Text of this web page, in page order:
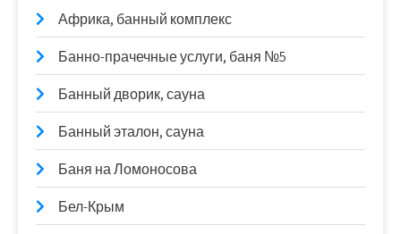
Африка, банный комплекс
Банно-прачечные услуги, баня №5
Банный дворик, сауна
Банный эталон, сауна
Баня на Ломоносова
Бел-Крым